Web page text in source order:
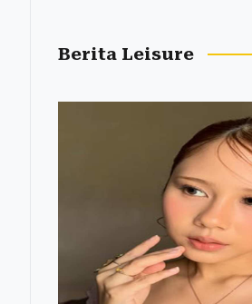
Berita Leisure